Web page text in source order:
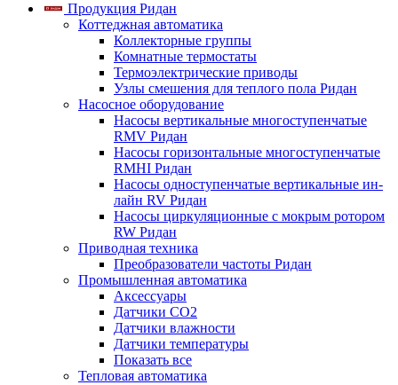
Продукция Ридан
Коттеджная автоматика
Коллекторные группы
Комнатные термостаты
Термоэлектрические приводы
Узлы смешения для теплого пола Ридан
Насосное оборудование
Насосы вертикальные многоступенчатые
RMV Ридан
Насосы горизонтальные многоступенчатые
RMHI Ридан
Насосы одноступенчатые вертикальные ин-
лайн RV Ридан
Насосы циркуляционные с мокрым ротором
RW Ридан
Приводная техника
Преобразователи частоты Ридан
Промышленная автоматика
Аксессуары
Датчики CO2
Датчики влажности
Датчики температуры
Показать все
Тепловая автоматика